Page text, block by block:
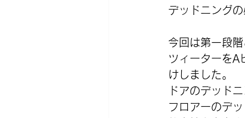
デッドニング
今回は第一段
ツィーターをA
けしました。
ドアのデッド
フロアーのデ